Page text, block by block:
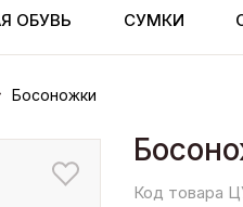
ОБУВЬ СУМКИ
Босоножки
Код товара